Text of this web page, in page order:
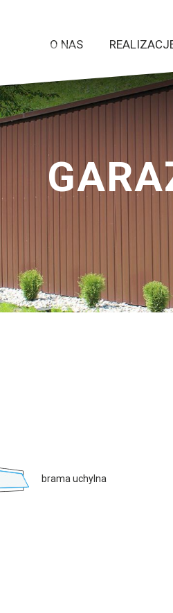
O NAS
brama uchylna